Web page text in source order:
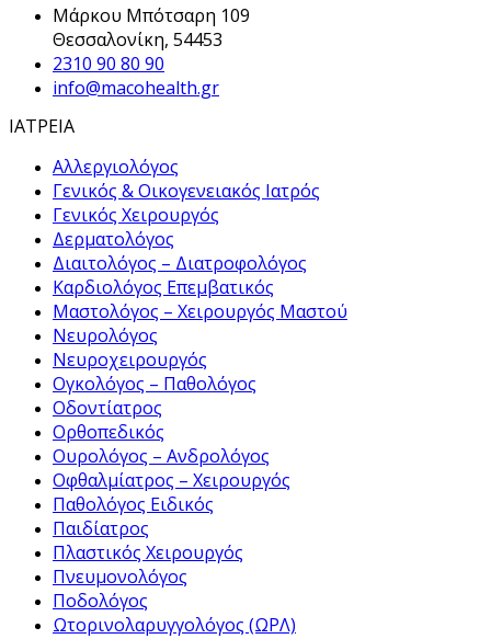
Μάρκου Μπότσαρη 109
Θεσσαλονίκη, 54453
2310 90 80 90
info@macohealth.gr
ΙΑΤΡΕΙΑ
Αλλεργιολόγος
Γενικός & Οικογενειακός Ιατρός
Γενικός Χειρουργός
Δερματολόγος
Διαιτολόγος – Διατροφολόγος
Καρδιολόγος Επεμβατικός
Μαστολόγος – Χειρουργός Μαστού
Νευρολόγος
Νευροχειρουργός
Ογκολόγος – Παθολόγος
Οδοντίατρος
Ορθοπεδικός
Ουρολόγος – Ανδρολόγος
Οφθαλμίατρος – Χειρουργός
Παθολόγος Ειδικός
Παιδίατρος
Πλαστικός Χειρουργός
Πνευμονολόγος
Ποδολόγος
Ωτορινολαρυγγολόγος (ΩΡΛ)